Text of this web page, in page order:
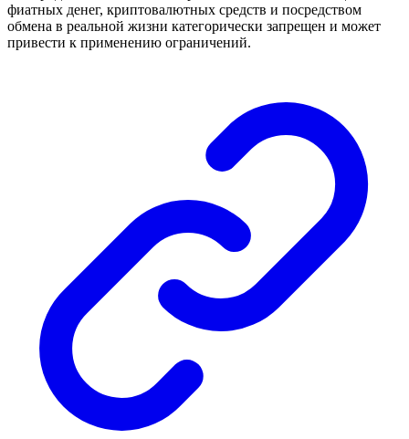
фиатных денег, криптовалютных средств и посредством
обмена в реальной жизни категорически запрещен и может
привести к применению ограничений.